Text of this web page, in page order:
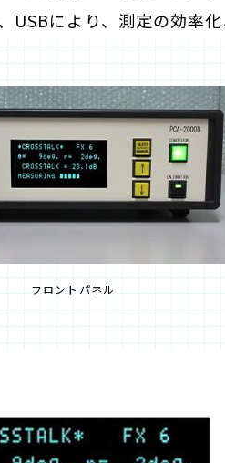
USBにより、測定の効率
フロントパネル